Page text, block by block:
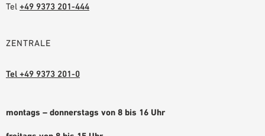
Tel +49 9373 201-444
ZENTRALE
Tel +49 9373 201-0
montags – donnerstags von 8 bis 16 Uhr